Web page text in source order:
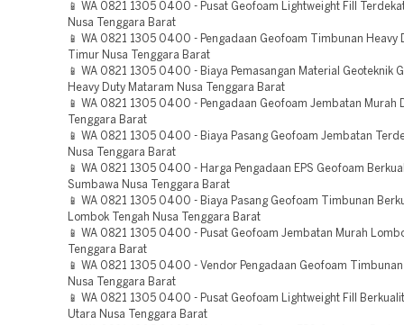
📱 WA 0821 1305 0400 - Pusat Geofoam Lightweight Fill
Nusa Tenggara Barat
📱 WA 0821 1305 0400 - Pengadaan Geofoam Timbunan Heavy
Timur Nusa Tenggara Barat
📱 WA 0821 1305 0400 - Biaya Pemasangan Material Geoteknik
Heavy Duty Mataram Nusa Tenggara Barat
📱 WA 0821 1305 0400 - Pengadaan Geofoam Jembatan Murah
Tenggara Barat
📱 WA 0821 1305 0400 - Biaya Pasang Geofoam Jembatan
Nusa Tenggara Barat
📱 WA 0821 1305 0400 - Harga Pengadaan EPS Geofoam
Sumbawa Nusa Tenggara Barat
📱 WA 0821 1305 0400 - Biaya Pasang Geofoam Timbunan
Lombok Tengah Nusa Tenggara Barat
📱 WA 0821 1305 0400 - Pusat Geofoam Jembatan Murah
Tenggara Barat
📱 WA 0821 1305 0400 - Vendor Pengadaan Geofoam
Nusa Tenggara Barat
📱 WA 0821 1305 0400 - Pusat Geofoam Lightweight Fill
Utara Nusa Tenggara Barat